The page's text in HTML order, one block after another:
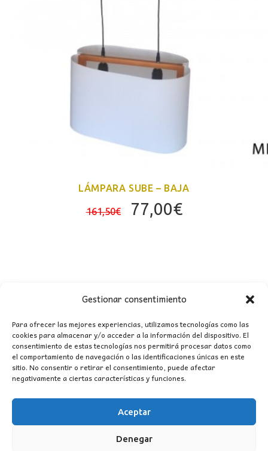
Gestionar consentimiento
Para ofrecer las mejores experiencias, utilizamos tecnologías como las
cookies para almacenar y/o acceder a la información del dispositivo. El
consentimiento de estas tecnologías nos permitirá procesar datos como
el comportamiento de navegación o las identificaciones únicas en este
sitio. No consentir o retirar el consentimiento, puede afectar
negativamente a ciertas características y funciones.
Aceptar
Denegar
LÁMPARA SUBE – BAJA
161,50€
El
77,00€El
CONTACTO
MI CUENTA